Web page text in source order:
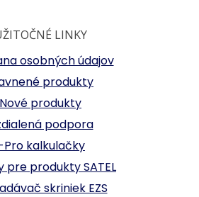
LINKY
osobných údajov
produkty
Nové produkty
podpora
Pro kalkulačky
pre produkty SATEL
skriniek EZS